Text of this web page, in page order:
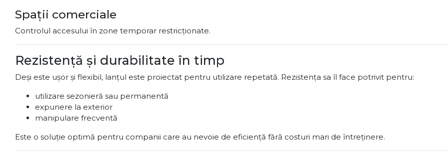
Spații comerciale
Controlul accesului în zone temporar restricționate.
Rezistență și durabilitate în timp
Deși este ușor și flexibil, lanțul este proiectat pentru utilizare repetată. Rezistența sa îl face potrivit pentru:
utilizare sezonieră sau permanentă
expunere la exterior
manipulare frecventă
Este o soluție optimă pentru companii care au nevoie de eficiență fără costuri mari de întreținere.